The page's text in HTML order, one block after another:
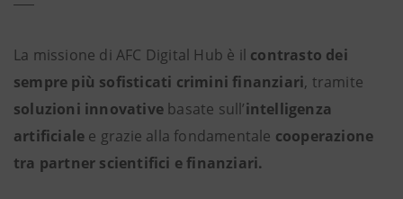
La missione di AFC Digital Hub è il contrasto dei
sempre più sofisticati crimini finanziari, tramite
soluzioni innovative basate sull’intelligenza
artificiale e grazie alla fondamentale cooperazione
tra partner scientifici e finanziari.